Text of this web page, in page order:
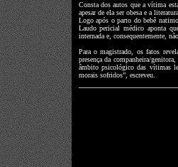
Consta dos autos que a vítima
apesar de ela ser obesa e a
Logo após o parto do bebê
Laudo pericial médico aponta
internada e, consequentemente,
Para o magistrado, os fatos
presença da companheira/
âmbito psicológico das vítimas
morais sofridos”, escreveu.